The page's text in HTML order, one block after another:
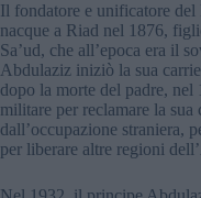
Il fondatore e unificatore del
nacque a Riad nel 1876,
Sa’ud, che all’epoca era il
Abdulaziz iniziò la sua
dopo la morte del padre, nel
militare per reclamare la sua
dall’occupazione straniera,
per liberare altre regioni